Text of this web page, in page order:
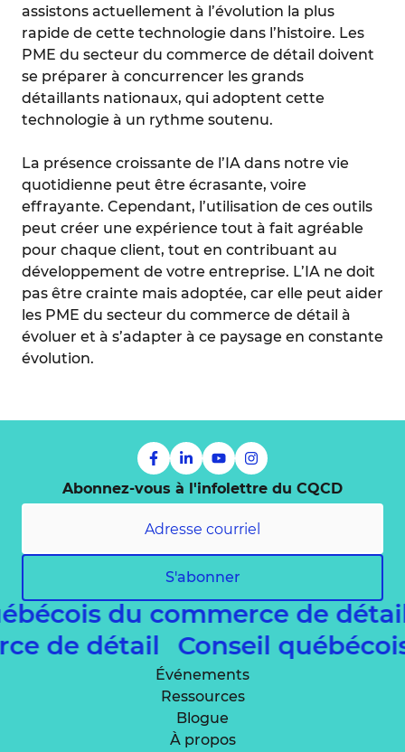
assistons actuellement à l’évolution la plus
rapide de cette technologie dans l’histoire. Les
PME du secteur du commerce de détail doivent
se préparer à concurrencer les grands
détaillants nationaux, qui adoptent cette
technologie à un rythme soutenu.
La présence croissante de l’IA dans notre vie
quotidienne peut être écrasante, voire
effrayante. Cependant, l’utilisation de ces outils
peut créer une expérience tout à fait agréable
pour chaque client, tout en contribuant au
développement de votre entreprise. L’IA ne doit
pas être crainte mais adoptée, car elle peut aider
les PME du secteur du commerce de détail à
évoluer et à s’adapter à ce paysage en constante
évolution.
Abonnez-vous à l'infolettre du CQCD
S'abonner
du commerce de détail
de détailConseil
Événements
Ressources
Blogue
À propos